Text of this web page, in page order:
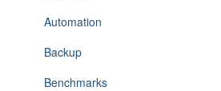
Automation
Backup
Benchmarks